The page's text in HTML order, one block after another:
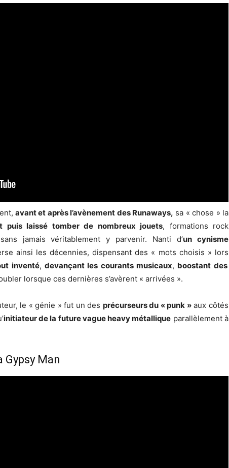
avant et après l’avènement des Runaways, sa « chose » la
puis laissé tomber de nombreux jouets, formations rock
jamais véritablement y parvenir. Nanti d’un cynisme
ainsi les décennies, dispensant des « mots choisis » lors
inventé,devançant les courants musicaux, boostant des
lorsque ces dernières s’avèrent « arrivées ».
le « génie » fut un des précurseurs du « punk »aux côtés
initiateur de la future vague heavy métallique parallèlement à
Gypsy Man